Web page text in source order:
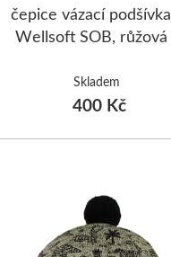
čepice vázací podšívka
Wellsoft SOB, růžová
Skladem
400 Kč